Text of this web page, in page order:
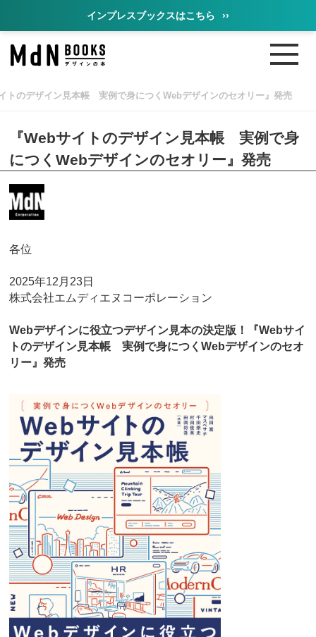
インプレスブックスはこちら ››
トのデザイン見本帳 実例で身につくWebデザインのセオリー』発売
『Webサイトのデザイン見本帳 実例で身
につくWebデザインのセオリー』発売
各位
2025年12月23日
株式会社エムディエヌコーポレーション
Webデザインに役立つデザイン見本の決定版！『Webサイ
トのデザイン見本帳 実例で身につくWebデザインのセオ
リー』発売